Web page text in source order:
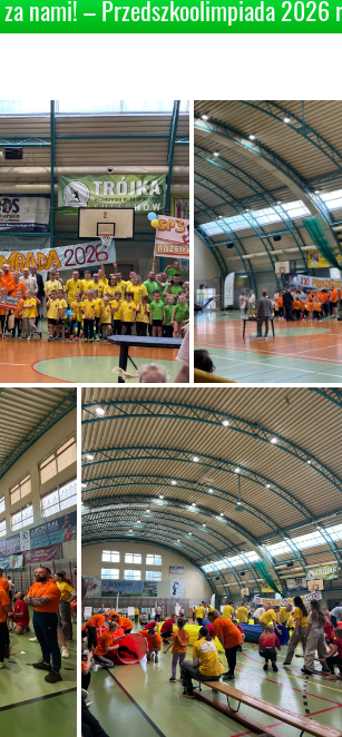
nami! – Przedszkoolimpiada 2026